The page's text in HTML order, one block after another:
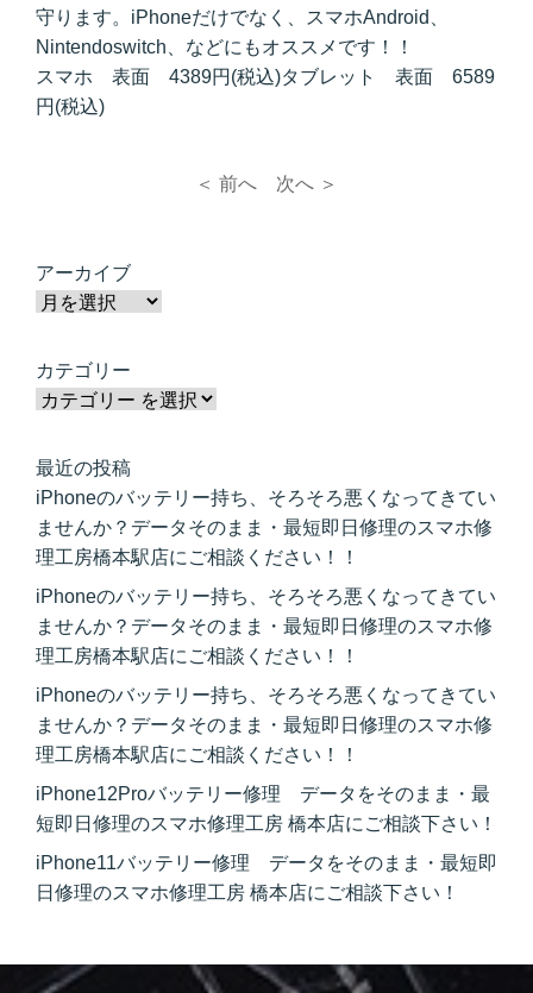
守ります。iPhoneだけでなく、スマホAndroid、
Nintendoswitch、などにもオススメです！！
スマホ 表面 4389円(税込)タブレット 表面 6589
円(税込)
＜ 前へ 次へ ＞
アーカイブ
カテゴリー
最近の投稿
iPhoneのバッテリー持ち、そろそろ悪くなってきてい
ませんか？データそのまま・最短即日修理のスマホ修
理工房橋本駅店にご相談ください！！
iPhoneのバッテリー持ち、そろそろ悪くなってきてい
ませんか？データそのまま・最短即日修理のスマホ修
理工房橋本駅店にご相談ください！！
iPhoneのバッテリー持ち、そろそろ悪くなってきてい
ませんか？データそのまま・最短即日修理のスマホ修
理工房橋本駅店にご相談ください！！
iPhone12Proバッテリー修理 データをそのまま・最
短即日修理のスマホ修理工房 橋本店にご相談下さい！
iPhone11バッテリー修理 データをそのまま・最短即
日修理のスマホ修理工房 橋本店にご相談下さい！